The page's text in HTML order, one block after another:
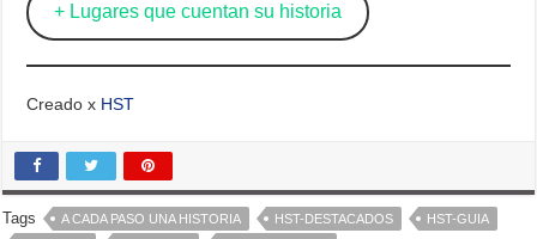
+ Lugares que cuentan su historia
Creado x HST
Tags A CADA PASO UNA HISTORIA HST-DESTACADOS
HST-GUIA